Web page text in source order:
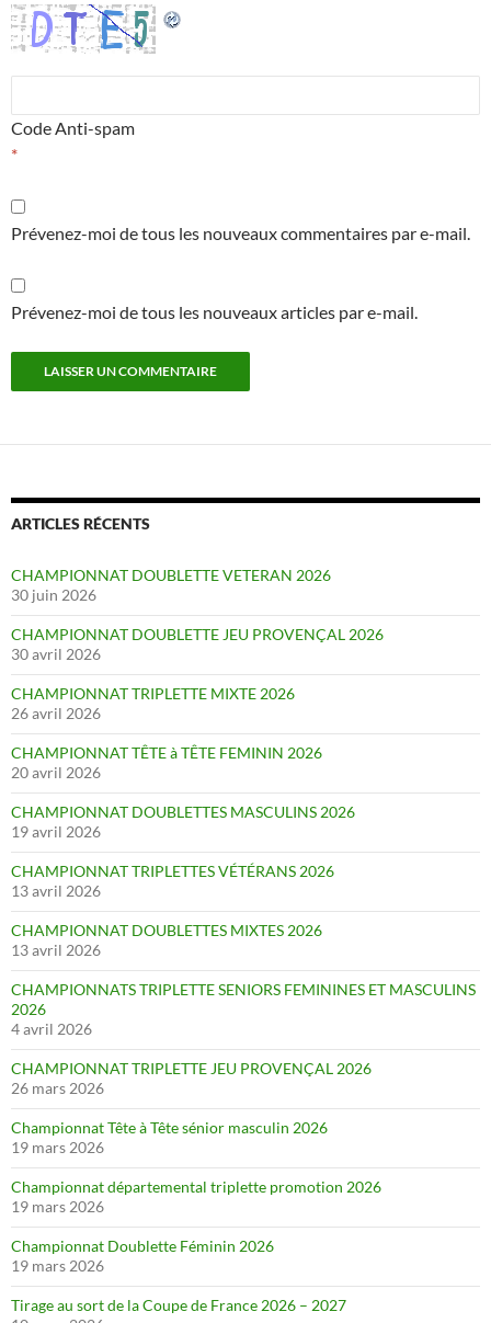
Code Anti-spam
*
Prévenez-moi de tous les nouveaux commentaires par e-mail.
Prévenez-moi de tous les nouveaux articles par e-mail.
ARTICLES RÉCENTS
CHAMPIONNAT DOUBLETTE VETERAN 2026
30 juin 2026
CHAMPIONNAT DOUBLETTE JEU PROVENÇAL 2026
30 avril 2026
CHAMPIONNAT TRIPLETTE MIXTE 2026
26 avril 2026
CHAMPIONNAT TÊTE à TÊTE FEMININ 2026
20 avril 2026
CHAMPIONNAT DOUBLETTES MASCULINS 2026
19 avril 2026
CHAMPIONNAT TRIPLETTES VÉTÉRANS 2026
13 avril 2026
CHAMPIONNAT DOUBLETTES MIXTES 2026
13 avril 2026
CHAMPIONNATS TRIPLETTE SENIORS FEMININES ET MASCULINS
2026
4 avril 2026
CHAMPIONNAT TRIPLETTE JEU PROVENÇAL 2026
26 mars 2026
Championnat Tête à Tête sénior masculin 2026
19 mars 2026
Championnat départemental triplette promotion 2026
19 mars 2026
Championnat Doublette Féminin 2026
19 mars 2026
Tirage au sort de la Coupe de France 2026 – 2027